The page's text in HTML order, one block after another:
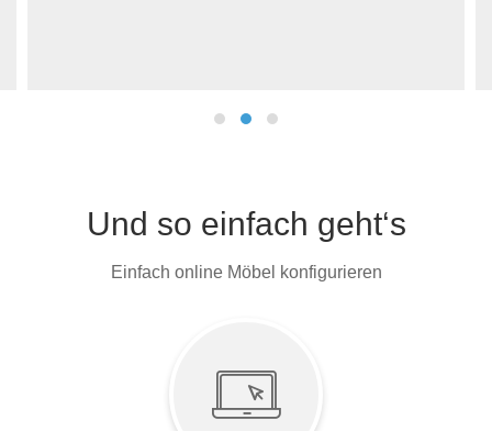
Und so einfach geht‘s
Einfach online Möbel konfigurieren